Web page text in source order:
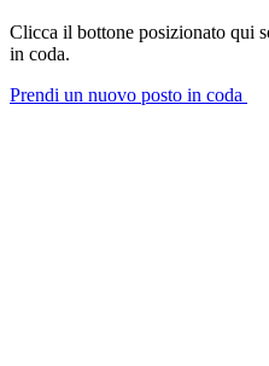
Clicca il bottone posizionato qui
in coda.
Prendi un nuovo posto in coda